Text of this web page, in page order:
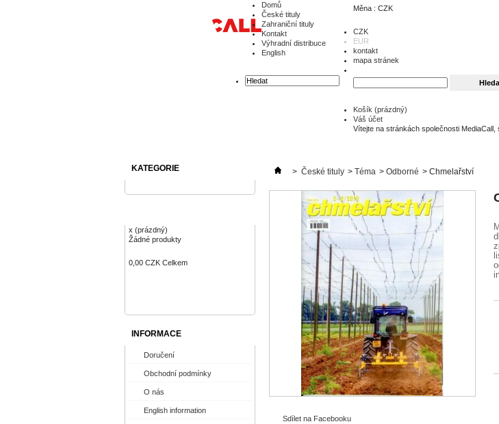
Měna : CZK
CZK
EUR
kontakt
mapa stránek
Košík (prázdný)
Váš účet
Vítejte na stránkách společnosti MediaCall,
Domů
České tituly
Zahraniční tituly
Kontakt
Výhradní distribuce
English
KATEGORIE
x (prázdný)
Žádné produkty
0,00 CZK Celkem
INFORMACE
Doručení
Obchodní podmínky
O nás
English information
> České tituly > Téma > Odborné > Chmelařství
Sdílet na Facebooku